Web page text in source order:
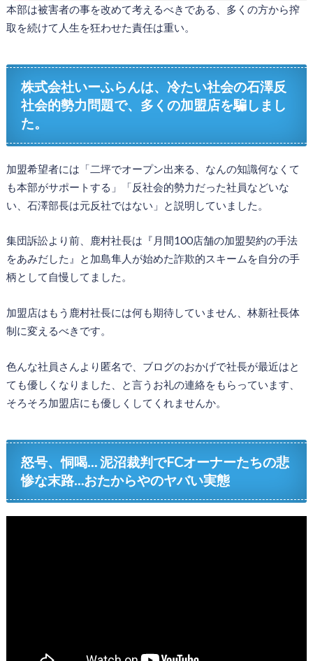
本部は被害者の事を改めて考えるべきである、多くの方から搾
取を続けて人生を狂わせた責任は重い。
株式会社いーふらんは、冷たい社会の石澤反
社会的勢力問題で、多くの加盟店を騙しまし
た。
加盟希望者には「二坪でオープン出来る、なんの知識何なくて
も本部がサポートする」「反社会的勢力だった社員などいな
い、石澤部長は元反社ではない」と説明していました。
集団訴訟より前、鹿村社長は『月間100店舗の加盟契約の手法
をあみだした』と加島隼人が始めた詐欺的スキームを自分の手
柄として自慢してました。
加盟店はもう鹿村社長には何も期待していません、林新社長体
制に変えるべきです。
色んな社員さんより匿名で、ブログのおかげで社長が最近はと
ても優しくなりました、と言うお礼の連絡をもらっています、
そろそろ加盟店にも優しくしてくれませんか。
怒号、恫喝… 泥沼裁判でFCオーナーたちの悲
惨な末路…おたからやのヤバい実態